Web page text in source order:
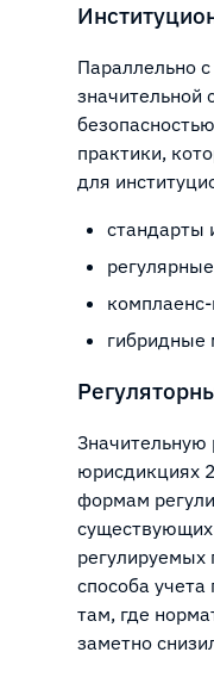
Параллельно
значительной
безопасностью
практики,
для
стандарты
гибридные
Значительную
юрисдикциях
формам
существующих
регулируемых
способа
там, где
заметно